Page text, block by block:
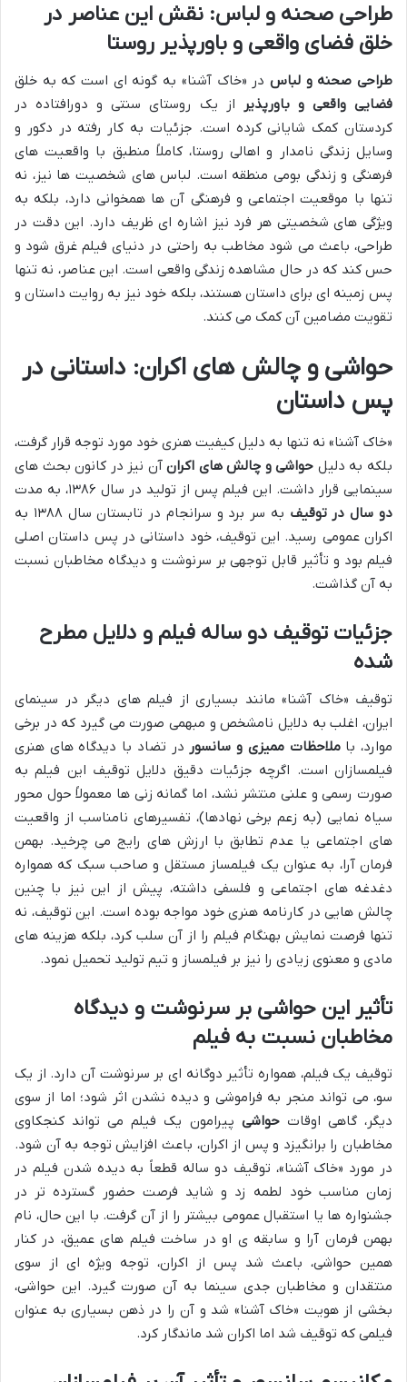
طراحی صحنه و لباس: نقش این عناصر در
خلق فضای واقعی و باورپذیر روستا
طراحی صحنه و لباس در «خاک آشنا» به گونه ای است که به خلق
فضایی واقعی و باورپذیر
از یک روستای سنتی و دورافتاده در
کردستان کمک شایانی کرده است. جزئیات به کار رفته در دکور و
وسایل زندگی نامدار و اهالی روستا، کاملاً منطبق با واقعیت های
فرهنگی و زندگی بومی منطقه است. لباس های شخصیت ها نیز، نه
تنها با موقعیت اجتماعی و فرهنگی آن ها همخوانی دارد، بلکه به
ویژگی های شخصیتی هر فرد نیز اشاره ای ظریف دارد. این دقت در
طراحی، باعث می شود مخاطب به راحتی در دنیای فیلم غرق شود و
حس کند که در حال مشاهده زندگی واقعی است. این عناصر، نه تنها
پس زمینه ای برای داستان هستند، بلکه خود نیز به روایت داستان و
تقویت مضامین آن کمک می کنند.
حواشی و چالش های اکران: داستانی در
پس داستان
«خاک آشنا» نه تنها به دلیل کیفیت هنری خود مورد توجه قرار گرفت،
بلکه به دلیل حواشی و چالش های اکرانآن نیز در کانون بحث های
سینمایی قرار داشت. این فیلم پس از تولید در سال ۱۳۸۶، به مدت
دو سال در توقیف
به سر برد و سرانجام در تابستان سال ۱۳۸۸ به
اکران عمومی رسید. این توقیف، خود داستانی در پس داستان اصلی
فیلم بود و تأثیر قابل توجهی بر سرنوشت و دیدگاه مخاطبان نسبت
به آن گذاشت.
جزئیات توقیف دو ساله فیلم و دلایل مطرح
شده
توقیف «خاک آشنا» مانند بسیاری از فیلم های دیگر در سینمای
ایران، اغلب به دلایل نامشخص و مبهمی صورت می گیرد که در برخی
موارد، باملاحظات ممیزی و سانسور در تضاد با دیدگاه های هنری
فیلمسازان است. اگرچه جزئیات دقیق دلایل توقیف این فیلم به
صورت رسمی و علنی منتشر نشد، اما گمانه زنی ها معمولاً حول محور
سیاه نمایی (به زعم برخی نهادها)، تفسیرهای نامناسب از واقعیت
های اجتماعی یا عدم تطابق با ارزش های رایج می چرخید. بهمن
فرمان آرا، به عنوان یک فیلمساز مستقل و صاحب سبک که همواره
دغدغه های اجتماعی و فلسفی داشته، پیش از این نیز با چنین
چالش هایی در کارنامه هنری خود مواجه بوده است. این توقیف، نه
تنها فرصت نمایش بهنگام فیلم را از آن سلب کرد، بلکه هزینه های
مادی و معنوی زیادی را نیز بر فیلمساز و تیم تولید تحمیل نمود.
تأثیر این حواشی بر سرنوشت و دیدگاه
مخاطبان نسبت به فیلم
توقیف یک فیلم، همواره تأثیر دوگانه ای بر سرنوشت آن دارد. از یک
سو، می تواند منجر به فراموشی و دیده نشدن اثر شود؛ اما از سوی
دیگر، گاهی اوقاتحواشی پیرامون یک فیلم می تواند کنجکاوی
مخاطبان را برانگیزد و پس از اکران، باعث افزایش توجه به آن شود.
در مورد «خاک آشنا»، توقیف دو ساله قطعاً به دیده شدن فیلم در
زمان مناسب خود لطمه زد و شاید فرصت حضور گسترده تر در
جشنواره ها یا استقبال عمومی بیشتر را از آن گرفت. با این حال، نام
بهمن فرمان آرا و سابقه ی او در ساخت فیلم های عمیق، در کنار
همین حواشی، باعث شد پس از اکران، توجه ویژه ای از سوی
منتقدان و مخاطبان جدی سینما به آن صورت گیرد. این حواشی،
بخشی از هویت «خاک آشنا» شد و آن را در ذهن بسیاری به عنوان
فیلمی که توقیف شد اما اکران شد ماندگار کرد.